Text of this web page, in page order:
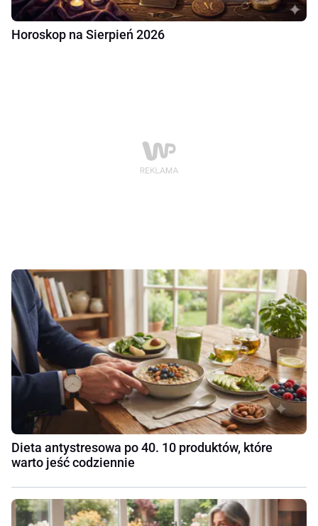
Horoskop na Sierpień 2026
Dieta antystresowa po 40. 10 produktów, które
warto jeść codziennie